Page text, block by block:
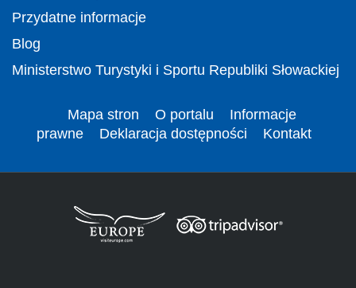
Przydatne informacje
Blog
Ministerstwo Turystyki i Sportu Republiki Słowackiej
Mapa stron O portalu
Informacje
prawne
Deklaracja dostępności Kontakt